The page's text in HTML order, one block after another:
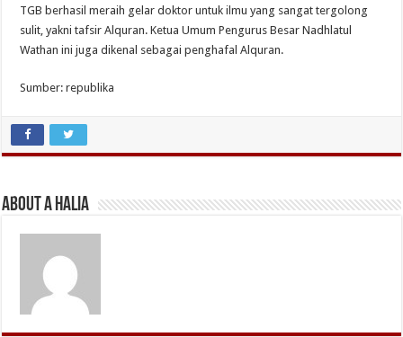
TGB berhasil meraih gelar doktor untuk ilmu yang sangat tergolong
sulit, yakni tafsir Alquran. Ketua Umum Pengurus Besar Nadhlatul
Wathan ini juga dikenal sebagai penghafal Alquran.
Sumber: republika
About A Halia